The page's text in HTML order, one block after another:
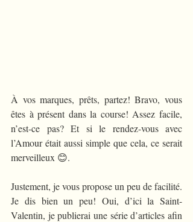
À vos marques, prêts, partez! Bravo, vous
êtes à présent dans la course! Assez facile,
n’est-ce pas? Et si le rendez-vous avec
l’Amour était aussi simple que cela, ce serait
merveilleux 😊.
Justement, je vous propose un peu de facilité.
Je dis bien un peu! Oui, d’ici la Saint-
Valentin, je publierai une série d’articles afin